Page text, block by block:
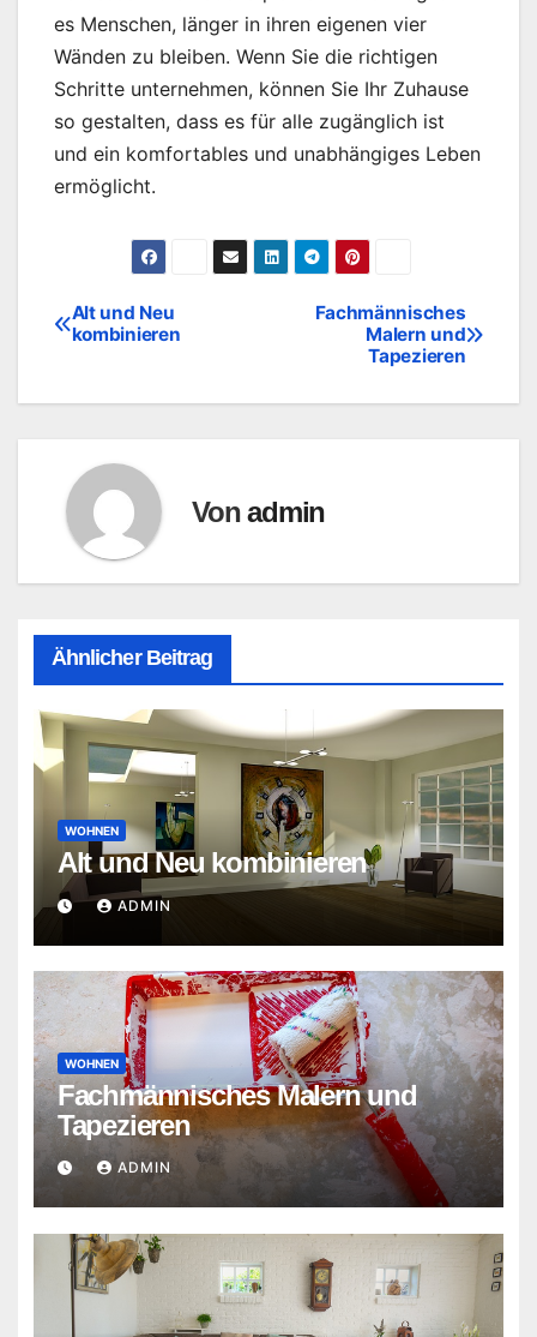
es Menschen, länger in ihren eigenen vier
Wänden zu bleiben. Wenn Sie die richtigen
Schritte unternehmen, können Sie Ihr Zuhause
so gestalten, dass es für alle zugänglich ist
und ein komfortables und unabhängiges Leben
ermöglicht.
BeitragsnavigationFachmännisches
Malern und
Tapezieren
Alt und Neu
kombinieren
Vonadmin
Ähnlicher Beitrag
WOHNEN
Alt und Neu kombinieren
ADMIN
WOHNEN
Fachmännisches Malern und
Tapezieren
ADMIN